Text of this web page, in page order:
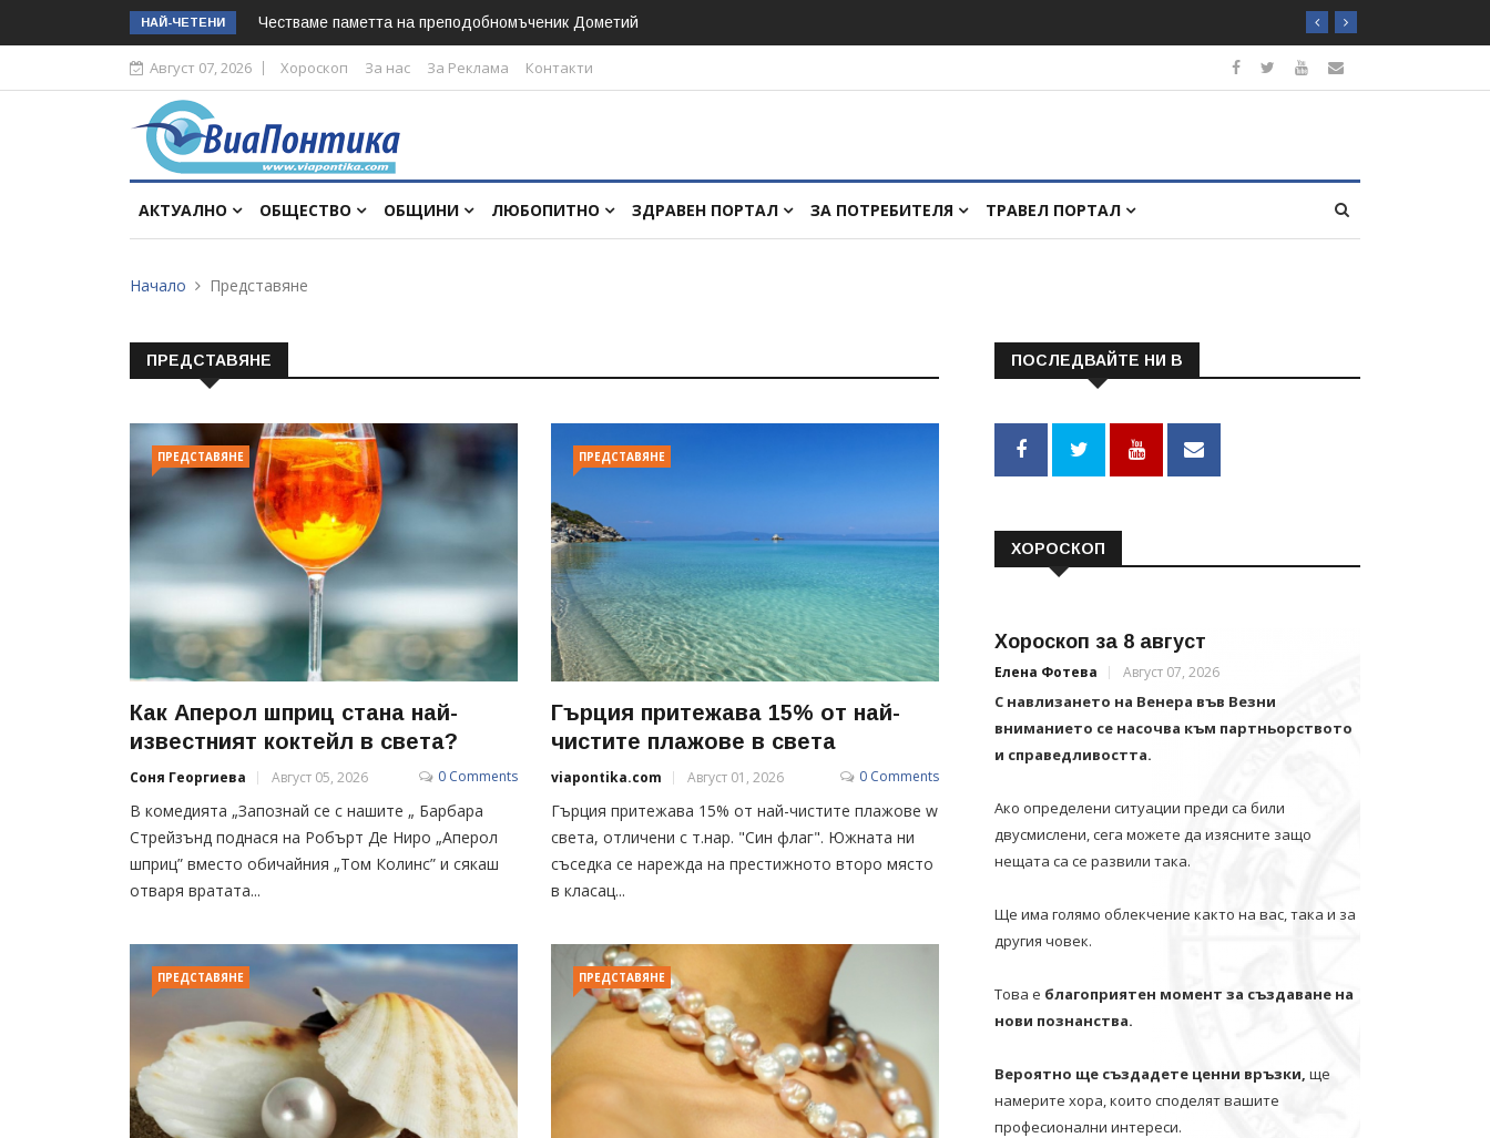
НАЙ-ЧЕТЕНИ Честваме паметта на преподобномъченик Дометий
Август 07, 2026 Хороскоп За нас За Реклама Контакти
АКТУАЛНО ОБЩЕСТВО ОБЩИНИ ЛЮБОПИТНО ЗДРАВЕН ПОРТАЛ ЗА ПОТРЕБИТЕЛЯ ТРАВЕЛ ПОРТАЛ
Начало Представяне
ПРЕДСТАВЯНЕ
ПРЕДСТАВЯНЕ
Как Аперол шприц стана най-
известният коктейл в света?
Соня Георгиева Август 05, 2026 0 Comments
В комедията „Запознай се с нашите „ Барбара
Стрейзънд поднася на Робърт Де Ниро „Аперол
шприц” вместо обичайния „Том Колинс” и сякаш
отваря вратата...
ПРЕДСТАВЯНЕ
Гърция притежава 15% от най-
чистите плажове в света
viapontika.com Август 01, 2026 0 Comments
Гърция притежава 15% от най-чистите плажове w
света, отличени с т.нар. "Син флаг". Южната ни
съседка се нарежда на престижното второ място
в класац...
ПРЕДСТАВЯНЕ ПРЕДСТАВЯНЕ
ПОСЛЕДВАЙТЕ НИ В
ХОРОСКОП
Хороскоп за 8 август
Елена Фотева Август 07, 2026
С навлизането на Венера във Везни
вниманието се насочва към партньорството
и справедливостта.
Ако определени ситуации преди са били
двусмислени, сега можете да изясните защо
нещата са се развили така.
Ще има голямо облекчение както на вас, така и за
другия човек.
Това е благоприятен момент за създаване на
нови познанства.
Вероятно ще създадете ценни връзки, ще
намерите хора, които споделят вашите
професионални интереси.